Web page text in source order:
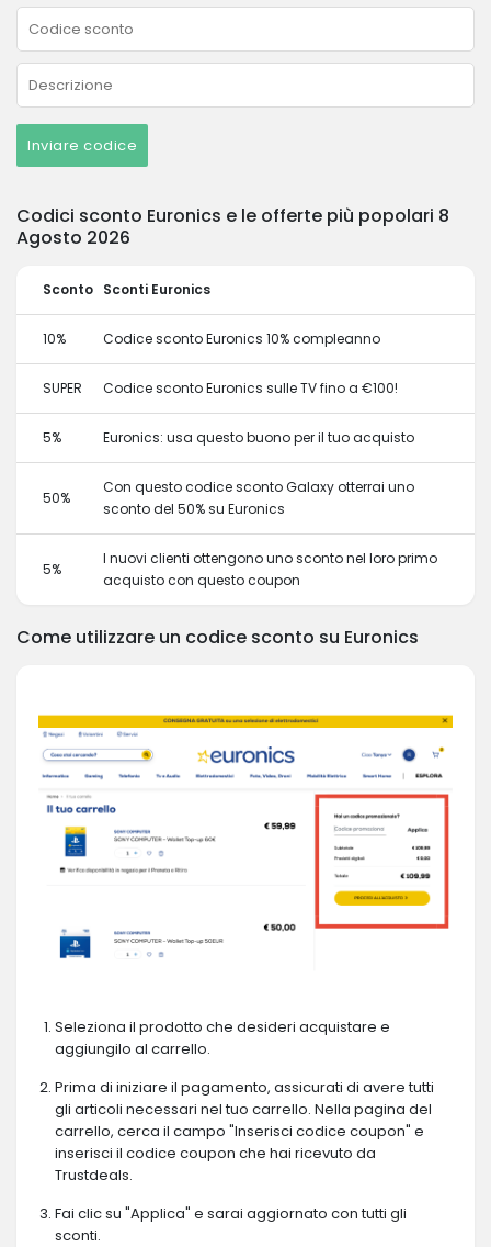
Inviare codice
Codici sconto Euronics e le offerte più popolari 8
Agosto 2026
Sconto Sconti Euronics
10% Codice sconto Euronics 10% compleanno
SUPER Codice sconto Euronics sulle TV fino a €100!
5% Euronics: usa questo buono per il tuo acquisto
50%
Con questo codice sconto Galaxy otterrai uno
sconto del 50% su Euronics
5%
I nuovi clienti ottengono uno sconto nel loro primo
acquisto con questo coupon
Come utilizzare un codice sconto su Euronics
Seleziona il prodotto che desideri acquistare e
aggiungilo al carrello.
Prima di iniziare il pagamento, assicurati di avere tutti
gli articoli necessari nel tuo carrello. Nella pagina del
carrello, cerca il campo "Inserisci codice coupon" e
inserisci il codice coupon che hai ricevuto da
Trustdeals.
Fai clic su "Applica" e sarai aggiornato con tutti gli
sconti.